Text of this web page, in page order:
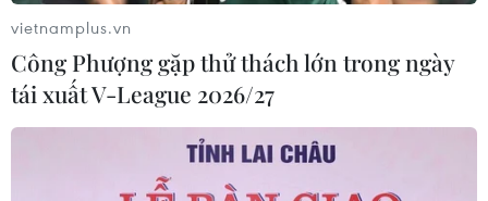
vietnamplus.vn
Công Phượng gặp thử thách lớn trong ngày
tái xuất V-League 2026/27